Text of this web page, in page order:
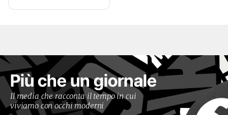
Più che un giornale
Il media che racconta il tempo in cui
viviamo con occhi moderni